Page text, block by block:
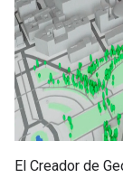
El Creador de